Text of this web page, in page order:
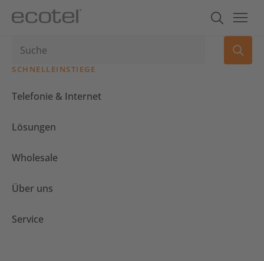
SCHNELLEINSTIEGE
Telefonie & Internet
Lösungen
Wholesale
Über uns
Service